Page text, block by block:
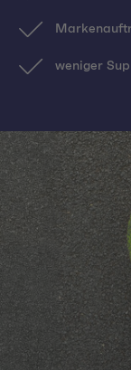
weniger